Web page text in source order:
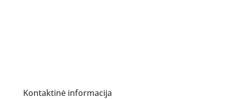
Kontaktinė informacija